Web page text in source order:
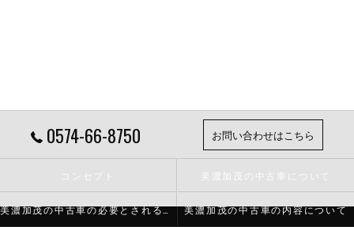
0574-66-8750 お問い合わせはこちら
コンセプト 美濃加茂の中古車について
美濃加茂の中古車の必要とされる理由 美濃加茂の中古車の内容について